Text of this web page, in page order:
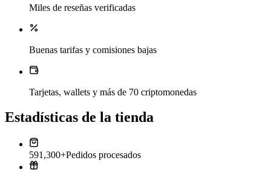
Miles de reseñas verificadas
Buenas tarifas y comisiones bajas
Tarjetas, wallets y más de 70 criptomonedas
Estadísticas de la tienda
591,300+Pedidos procesados